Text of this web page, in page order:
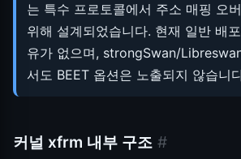
는 특수 프로토콜에서 주소 매핑 오
위해 설계되었습니다. 현재 일반 배
유가 없으며, strongSwan/
서도 BEET 옵션은 노출되지 않습니
커널 xfrm 내부 구조 #